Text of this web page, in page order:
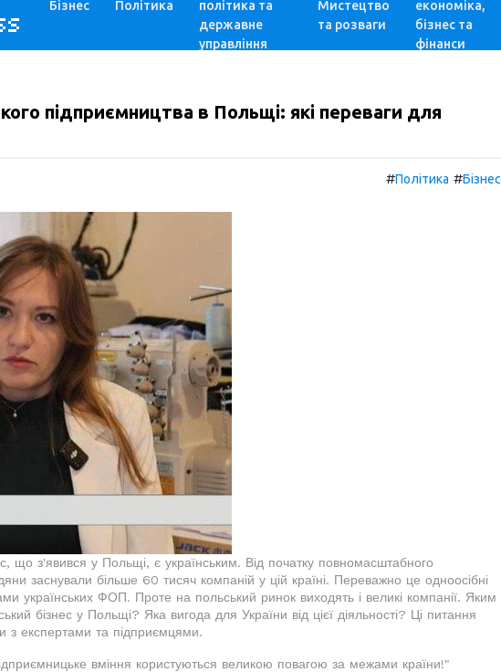
Бізнес Політика
політика та
державне
управління
Мистецтво
та розваги
економіка,
бізнес та
фінанси
підприємництва в Польщі: які переваги для
#Політика #Бізнес
що з'явився у Польщі, є українським. Від початку повномасштабного
заснували більше 60 тисяч компаній у цій країні. Переважно це одноосібні
українських ФОП. Проте на польський ринок виходять і великі компанії. Яким
бізнес у Польщі? Яка вигода для України від цієї діяльності? Ці питання
з експертами та підприємцями.
вміння користуються великою повагою за межами країни!"